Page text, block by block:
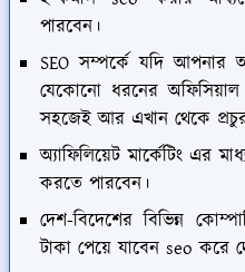
পারবেন।
SEO সম্পর্কে যদি আপনার
যেকোনো ধরনের
সহজেই আর এখান থেকে প্রচুর
অ্যাফিলিয়েট মার্কেটিং এর
করতে পারবেন।
দেশ-বিদেশের বিভিন্ন
টাকা পেয়ে যাবেন seo করে